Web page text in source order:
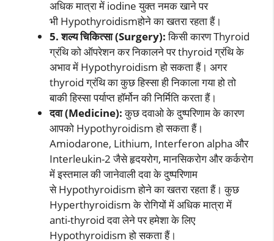
अधिक मात्रा में iodine युक्त नमक खाने पर
भी Hypothyroidismहोने का खतरा रहता हैं।
5. शल्य चिकित्सा (Surgery):किसी कारण Thyroid
ग्रंथि को ऑपरेशन कर निकालने पर thyroid ग्रंथि के
अभाव में Hypothyroidism हो सकता हैं। अगर
thyroid ग्रंथि का कुछ हिस्सा ही निकाला गया हो तो
बाकी हिस्सा पर्याप्त हॉर्मोन की निर्मिति करता हैं।
दवा (Medicine):कुछ दवाओ के दुष्परिणाम के कारण
आपको Hypothyroidism हो सकता हैं।
Amiodarone, Lithium, Interferon alpha और
Interleukin-2 जैसे हृदयरोग, मानसिकरोग और कर्करोग
में इस्तमाल की जानेवाली दवा के दुष्परिणाम
से Hypothyroidism होने का खतरा रहता हैं। कुछ
Hyperthyroidism के रोगियों में अधिक मात्रा में
anti-thyroid दवा लेने पर हमेशा के लिए
Hypothyroidism हो सकता हैं।